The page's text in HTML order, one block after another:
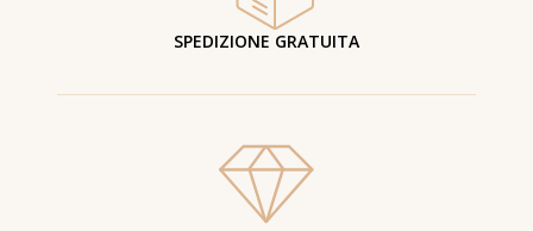
SPEDIZIONE GRATUITA